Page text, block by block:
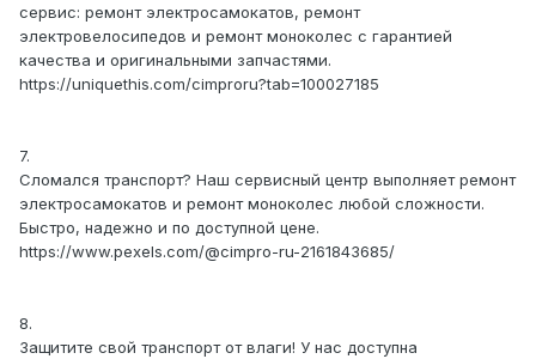
сервис: ремонт электросамокатов, ремонт
электровелосипедов и ремонт моноколес с гарантией
качества и оригинальными запчастями.
https://uniquethis.com/cimproru?tab=100027185
7.
Сломался транспорт? Наш сервисный центр выполняет ремонт
электросамокатов и ремонт моноколес любой сложности.
Быстро, надежно и по доступной цене.
https://www.pexels.com/@cimpro-ru-2161843685/
8.
Защитите свой транспорт от влаги! У нас доступна